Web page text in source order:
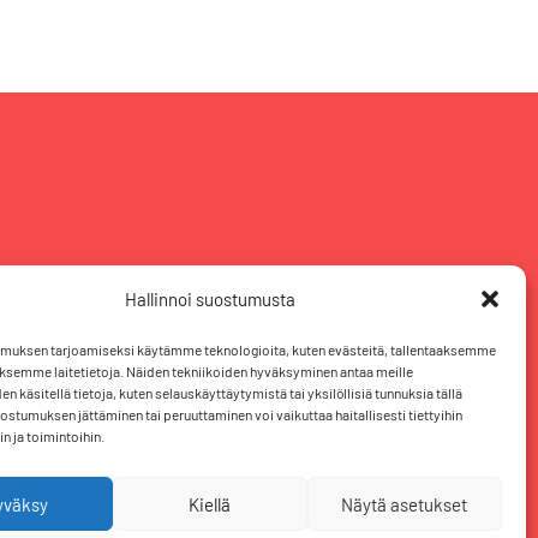
Hallinnoi suostumusta
tarjoamiseksi käytämme teknologioita, kuten evästeitä, tallentaaksemme
laitetietoja. Näiden tekniikoiden hyväksyminen antaa meille
käsitellä tietoja, kuten selauskäyttäytymistä tai yksilöllisiä tunnuksia tällä
jättäminen tai peruuttaminen voi vaikuttaa haitallisesti tiettyihin
ja toimintoihin.
Kiellä Näytä asetukset
w
n